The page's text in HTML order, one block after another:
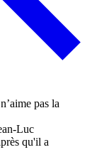
Luc
qu'il a